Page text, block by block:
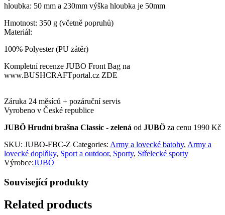
hloubka: 50 mm a 230mm výška hloubka je 50mm
Hmotnost: 350 g (včetně popruhů)
Materiál:
100% Polyester (PU zátěr)
Kompletní recenze JUBO Front Bag na
www.BUSHCRAFTportal.cz ZDE
Záruka 24 měsíců + pozáruční servis
Vyrobeno v České republice
JUBÖ Hrudní brašna Classic - zelená od JUBÖ za cenu 1990 Kč
SKU: JUBO-FBC-Z Categories: Army a lovecké batohy, Army a
lovecké doplňky, Sport a outdoor, Sporty, Střelecké sporty
Výrobce:JUBÖ
Související produkty
Related products